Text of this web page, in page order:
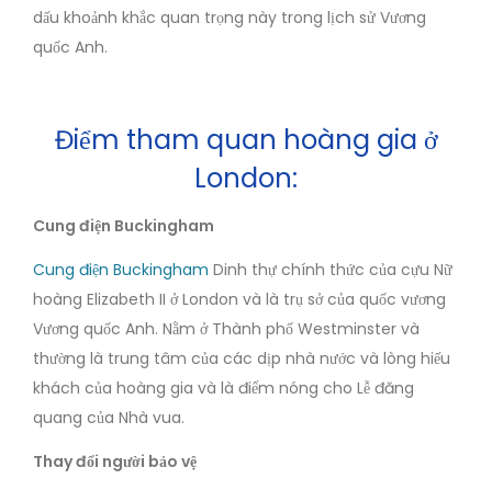
dấu khoảnh khắc quan trọng này trong lịch sử Vương
quốc Anh.
Điểm tham quan hoàng gia ở
London:
Cung điện Buckingham
Cung điện Buckingham Dinh thự chính thức của cựu Nữ
hoàng Elizabeth II ở London và là trụ sở của quốc vương
Vương quốc Anh. Nằm ở Thành phố Westminster và
thường là trung tâm của các dịp nhà nước và lòng hiếu
khách của hoàng gia và là điểm nóng cho Lễ đăng
quang của Nhà vua.
Thay đổi người bảo vệ